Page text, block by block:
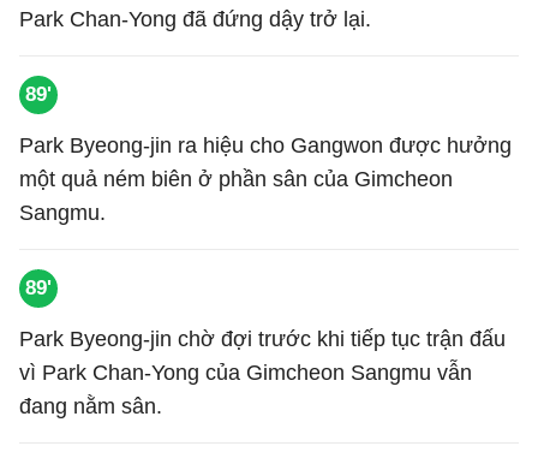
Park Chan-Yong đã đứng dậy trở lại.
89'
Park Byeong-jin ra hiệu cho Gangwon được hưởng
một quả ném biên ở phần sân của Gimcheon
Sangmu.
89'
Park Byeong-jin chờ đợi trước khi tiếp tục trận đấu
vì Park Chan-Yong của Gimcheon Sangmu vẫn
đang nằm sân.